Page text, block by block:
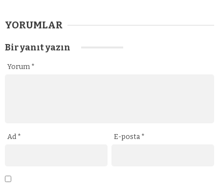
YORUMLAR
Bir yanıt yazın
Yorum *
Ad * E-posta *